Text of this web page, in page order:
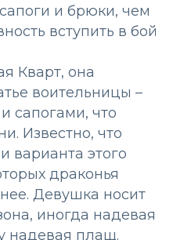
и брюки, чем
вступить в бой
Кварт, она
воительницы –
сапогами, что
Известно, что
варианта этого
драконья
Девушка носит
иногда надевая
надевая плащ.